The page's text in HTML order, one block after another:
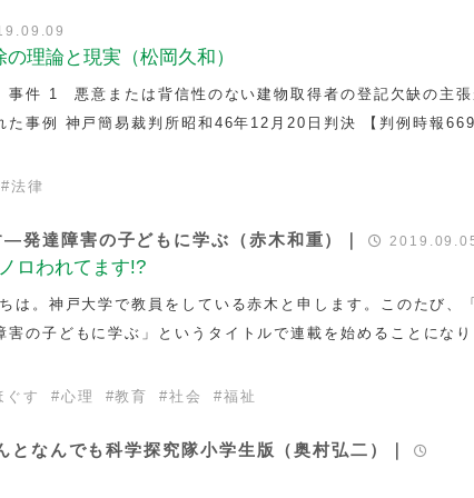
理論と現実（松岡久和）
事件 1 悪意または背信性のない建物取得者の登記欠缺の主
た事例 神戸簡易裁判所昭和46年12月20日判決 【判例時報
#法律
―発達障害の子どもに学ぶ（赤木和重）｜
ロわれてます!?
は。神戸大学で教員をしている赤木と申します。このたび、
の子どもに学ぶ」というタイトルで連載を始めることにな
ぐす #心理 #教育 #社会 #福祉
となんでも科学探究隊小学生版（奥村弘二）｜